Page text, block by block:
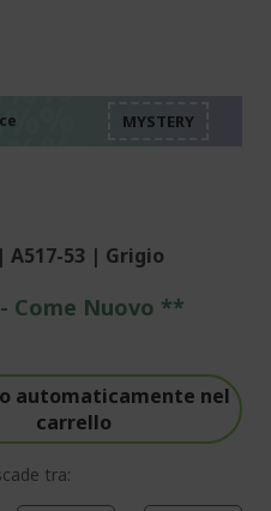
53 | Grigio
Come Nuovo **
automaticamente nel
carrello
tra: